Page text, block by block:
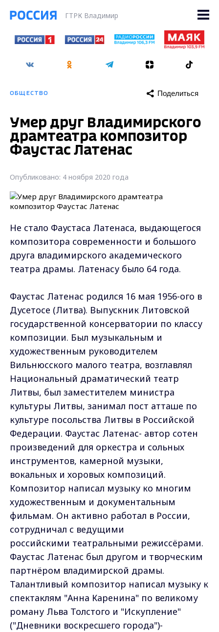
ГТРК Владимир
ОБЩЕСТВО Поделиться
Умер друг Владимирского
драмтеатра композитор
Фаустас Латенас
Опубликовано: 4 ноября 2020 года
Не стало Фаустаса Латенаса, выдающегося
композитора современности и большого
друга владимирского академического
театра драмы. Латенасу было 64 года.
Фаустас Латенас родился 16 мая 1956-ого в
Дусетосе (Литва). Выпускник Литовской
государственной консерватории по классу
композиции. Был музыкальным и
художественным руководителем
Вильнюсского малого театра, возглавлял
Национальный драматический театр
Литвы, был заместителем министра
культуры Литвы, занимал пост атташе по
культуре посольства Литвы в Российской
Федерации. Фаустас Латенас- автор сотен
произведений для оркестра и сольных
инструментов, камерной музыки,
вокальных и хоровых композиций.
Композитор написал музыку ко многим
художественным и документальным
фильмам. Он активно работал в России,
сотрудничал с ведущими
российскими театральными режиссёрами.
Фаустас Латенас был другом и творческим
партнёром владимирской драмы.
Талантливый композитор написал музыку к
спектаклям "Анна Каренина" по великому
роману Льва Толстого и "Искупление"
("Дневники воскресшего города")-